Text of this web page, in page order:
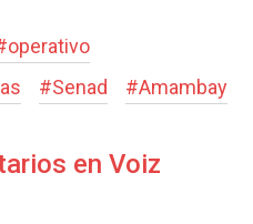
operativo
#Senad #Amambay
en Voiz